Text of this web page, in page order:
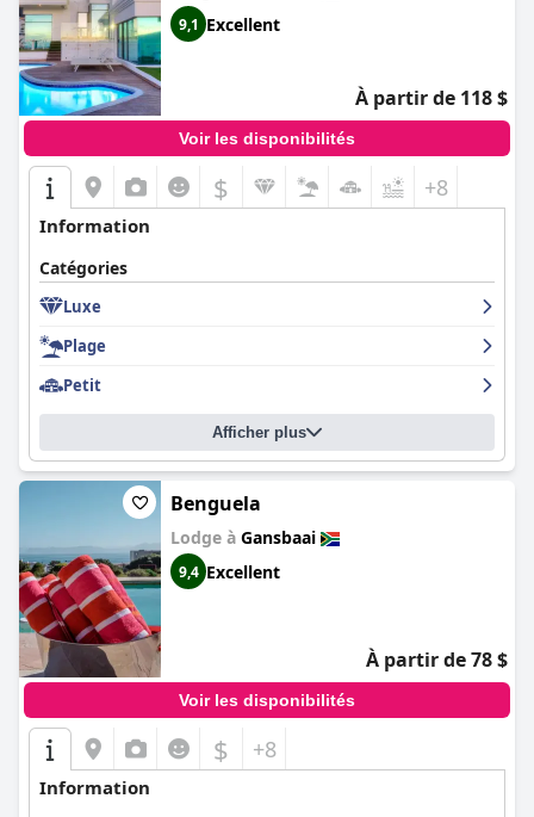
9,1 Excellent
À partir de 118 $
Voir les disponibilités
$ +8
Information
Catégories
Luxe
Plage
Petit
Afficher plus
Benguela
Lodge à Gansbaai
9,4 Excellent
À partir de 78 $
Voir les disponibilités
$ +8
Information